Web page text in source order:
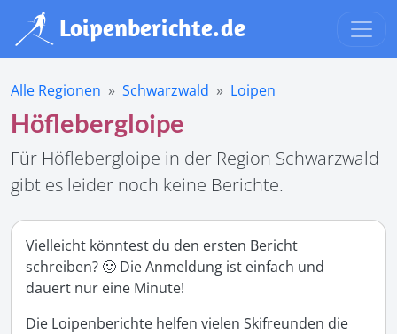
Alle Regionen Schwarzwald Loipen
Höflebergloipe
Für Höflebergloipe in der Region Schwarzwald
gibt es leider noch keine Berichte.
Vielleicht könntest du den ersten Bericht
schreiben? 🙂 Die Anmeldung ist einfach und
dauert nur eine Minute!
Die Loipenberichte helfen vielen Skifreunden die